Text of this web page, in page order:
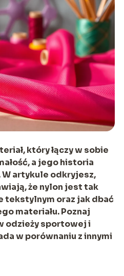
który łączy w sobie
a jego historia
W artykule odkryjesz,
że nylon jest tak
tekstylnym oraz jak dbać
materiału. Poznaj
odzieży sportowej i
w porównaniu z innymi